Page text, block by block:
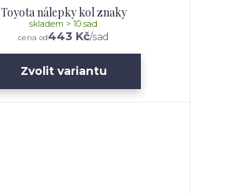
Toyota nálepky kol znaky
cena od443 Kč/sad
skladem > 10 sad
Zvolit variantu